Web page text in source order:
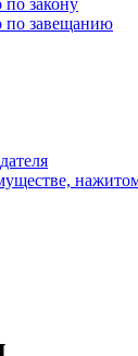
по завещанию